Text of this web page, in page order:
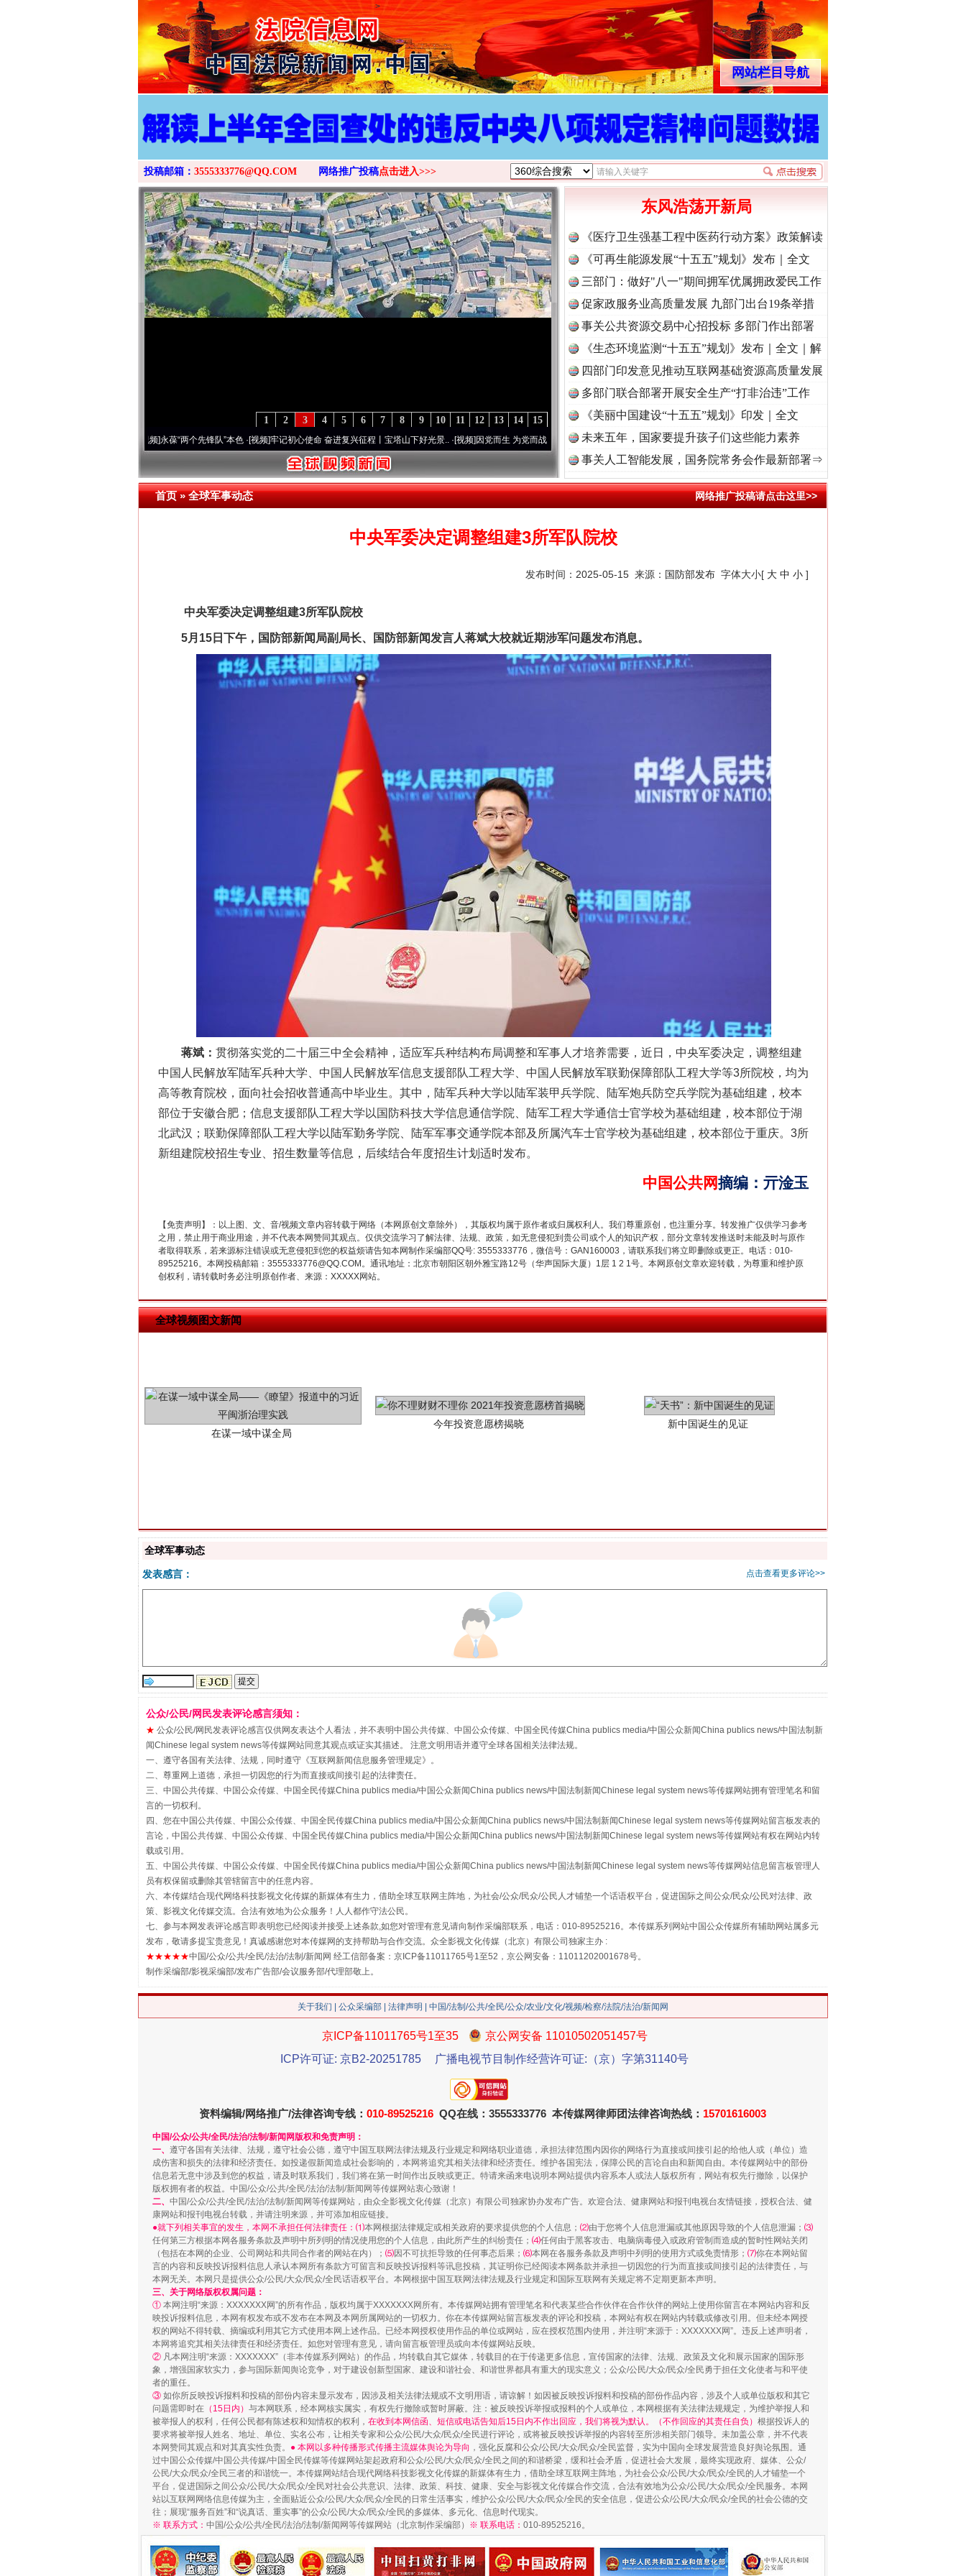
>
网站栏目导航
投稿邮箱： 3555333776@QQ.COM 网络推广投稿点击进入>>>
15
14
13
12
11
10
9
8
7
6
5
4
3
2
1
永葆“两个先锋队”本色·[视频]牢记初心使命 奋进复兴征程丨宝塔山下好光景..·[视频]因党而生 为党而战——百年“纪”事⑧加强纪律..·[视频]牢记初心使命 奋进复兴征程丨“转折之城”激荡..
东风浩荡开新局
《医疗卫生强基工程中医药行动方案》政策解读
《可再生能源发展“十五五”规划》发布｜全文
三部门：做好"八一"期间拥军优属拥政爱民工作
促家政服务业高质量发展 九部门出台19条举措
事关公共资源交易中心招投标 多部门作出部署
《生态环境监测“十五五”规划》发布｜全文｜解
读
四部门印发意见推动互联网基础资源高质量发展
多部门联合部署开展安全生产“打非治违”工作
《美丽中国建设“十五五”规划》印发｜全文
未来五年，国家要提升孩子们这些能力素养
事关人工智能发展，国务院常务会作最新部署⇒
首页»全球军事动态 网络推广投稿请点击这里>>
中央军委决定调整组建3所军队院校
发布时间：2025-05-15 来源： 国防部发布 字体大小[ 大 中 小 ]
中央军委决定调整组建3所军队院校
5月15日下午，国防部新闻局副局长、国防部新闻发言人蒋斌大校就近期涉军问题发布消息。
蒋斌： 贯彻落实党的二十届三中全会精神，适应军兵种结构布局调整和军事人才培养需要，近日，中央军委决定，调整组建
中国人民解放军陆军兵种大学、中国人民解放军信息支援部队工程大学、中国人民解放军联勤保障部队工程大学等3所院校，均为
高等教育院校，面向社会招收普通高中毕业生。其中，陆军兵种大学以陆军装甲兵学院、陆军炮兵防空兵学院为基础组建，校本
部位于安徽合肥；信息支援部队工程大学以国防科技大学信息通信学院、陆军工程大学通信士官学校为基础组建，校本部位于湖
北武汉；联勤保障部队工程大学以陆军勤务学院、陆军军事交通学院本部及所属汽车士官学校为基础组建，校本部位于重庆。3所
新组建院校招生专业、招生数量等信息，后续结合年度招生计划适时发布。
中国公共网摘编 ： 亓淦玉
【免责声明】：以上图、文、音/视频文章内容转载于网络（本网原创文章除外），其版权均属于原作者或归属权利人。我们尊重原创，也注重分享。转发推广仅供学习参考
之用，禁止用于商业用途，并不代表本网赞同其观点。仅供交流学习了解法律、法规、政策，如无意侵犯到贵公司或个人的知识产权，部分文章转发推送时未能及时与原作
者取得联系，若来源标注错误或无意侵犯到您的权益烦请告知本网制作采编部QQ号: 3555333776，微信号：GAN160003，请联系我们将立即删除或更正。电话：010-
89525216。本网投稿邮箱：3555333776@QQ.COM。通讯地址：北京市朝阳区朝外雅宝路12号（华声国际大厦）1层 1 2 1号。本网原创文章欢迎转载，为尊重和维护原
创权利，请转载时务必注明原创作者、来源：XXXXX网站。
全球视频图文新闻
网上购药对药下症？
这是一记警钟！ 谢谢有你温暖了四季
习近平的博鳌关键词
“刷贴”乱象丛生
生物安全法正式实施 别拿“量子”当幌子
揭批美国五大"原罪" "炒鞋教程"里的骗局 习近平的“航天情”
解纷+调解+退费，一次搞定
珠宝鉴定乱象
重拳出击！专项整治午间酒驾
站台名比不上好声名
走近一线检察官
“谁都不怕”的他落马了
漫山遍野的桃花与雪山、麦地、白藏房 除了知识还要"留白" 用生命托举生命
全球军事动态
点击查看更多评论>>
发表感言：
公众/公民/网民发表评论感言须知：
★ 公众/公民/网民发表评论感言仅供网友表达个人看法，并不表明中国公共传媒、中国公众传媒、中国全民传媒China publics media/中国公众新闻China publics news/中国法制新
闻Chinese legal system news等传媒网站同意其观点或证实其描述。 注意文明用语并遵守全球各国相关法律法规。
一、遵守各国有关法律、法规，同时遵守《互联网新闻信息服务管理规定》。
二、尊重网上道德，承担一切因您的行为而直接或间接引起的法律责任。
三、中国公共传媒、中国公众传媒、中国全民传媒China publics media/中国公众新闻China publics news/中国法制新闻Chinese legal system news等传媒网站拥有管理笔名和留
言的一切权利。
四、您在中国公共传媒、中国公众传媒、中国全民传媒China publics media/中国公众新闻China publics news/中国法制新闻Chinese legal system news等传媒网站留言板发表的
言论，中国公共传媒、中国公众传媒、中国全民传媒China publics media/中国公众新闻China publics news/中国法制新闻Chinese legal system news等传媒网站有权在网站内转
载或引用。
五、中国公共传媒、中国公众传媒、中国全民传媒China publics media/中国公众新闻China publics news/中国法制新闻Chinese legal system news等传媒网站信息留言板管理人
员有权保留或删除其管辖留言中的任意内容。
六、本传媒结合现代网络科技影视文化传媒的新媒体有生力，借助全球互联网主阵地，为社会/公众/民众/公民人才铺垫一个话语权平台，促进国际之间公众/民众/公民对法律、政
策、影视文化传媒交流。合法有效地为公众服务！人人都作守法公民。
七、参与本网发表评论感言即表明您已经阅读并接受上述条款,如您对管理有意见请向制作采编部联系，电话：010-89525216。本传媒系列网站中国公众传媒所有辅助网站属多元
发布，敬请多提宝贵意见！真诚感谢您对本传媒网的支持帮助与合作交流。众全影视文化传媒（北京）有限公司独家主办 :
★★★★★中国/公众/公共/全民/法治/法制/新闻网 经工信部备案：京ICP备11011765号1至52，京公网安备：11011202001678号。
制作采编部/影视采编部/发布广告部/会议服务部/代理部敬上。
关于我们 公众采编部 法律声明 | 中国/法制/公共/全民/公众/农业/文化/视频/检察/法院/法治/新闻网
京ICP备11011765号1至35
京公网安备 11010502051457号
ICP许可证: 京B2-20251785
广播电视节目制作经营许可证:（京）字第31140号
资料编辑/网络推广/法律咨询专线： 010-89525216 QQ在线：3555333776 本传媒网律师团法律咨询热线： 15701616003
中国/公众/公共/全民/法治/法制/新闻网版权和免责声明：
一、 遵守各国有关法律、法规，遵守社会公德，遵守中国互联网法律法规及行业规定和网络职业道德，承担法律范围内因你的网络行为直接或间接引起的给他人或（单位）造
成伤害和损失的法律和经济责任。如投递假新闻造成社会影响的，本网将追究其相关法律和经济责任。维护各国宪法，保障公民的言论自由和新闻自由。本传媒网站中的部份
信息若无意中涉及到您的权益，请及时联系我们，我们将在第一时间作出反映或更正。特请来函来电说明本网站提供内容系本人或法人版权所有，网站有权先行撤除，以保护
版权拥有者的权益。中国/公众/公共/全民/法治/法制/新闻网等传媒网站衷心致谢！
二、 中国/公众/公共/全民/法治/法制/新闻网等传媒网站，由众全影视文化传媒（北京）有限公司独家协办发布广告。欢迎合法、健康网站和报刊电视台友情链接，授权合法、健
康网站和报刊电视台转载，并请注明来源，并可添加相应链接。
●就下列相关事宜的发生，本网不承担任何法律责任：⑴本网根据法律规定或相关政府的要求提供您的个人信息； ⑵由于您将个人信息泄漏或其他原因导致的个人信息泄漏； ⑶
任何第三方根据本网各服务条款及声明中所列明的情况使用您的个人信息，由此所产生的纠纷责任； ⑷任何由于黑客攻击、电脑病毒侵入或政府管制而造成的暂时性网站关闭
（包括在本网的企业、公司网站和共同合作者的网站在内）； ⑸因不可抗拒导致的任何事态后果； ⑹本网在各服务条款及声明中列明的使用方式或免责情形； ⑺你在本网站留
言的内容和反映投诉报料信息人承认本网所有条款方可留言和反映投诉报料等讯息投稿，其证明你已经阅读本网条款并承担一切因您的行为而直接或间接引起的法律责任，与
本网无关。本网只是提供公众/公民/大众/民众/全民话语权平台。本网根据中国互联网法律法规及行业规定和国际互联网有关规定将不定期更新本声明。
三、关于网络版权权属问题：
① 本网注明“来源：XXXXXXX网”的所有作品，版权均属于XXXXXXX网所有。本传媒网站拥有管理笔名和代表某些合作伙伴在合作伙伴的网站上使用你留言在本网站内容和反
映投诉报料信息，本网有权发布或不发布在本网及本网所属网站的一切权力。你在本传媒网站留言板发表的评论和投稿，本网站有权在网站内转载或修改引用。但未经本网授
权的网站不得转载、摘编或利用其它方式使用本网上述作品。已经本网授权使用作品的单位或网站，应在授权范围内使用，并注明“来源于：XXXXXXX网”。违反上述声明者，
本网将追究其相关法律责任和经济责任。如您对管理有意见，请向留言板管理员或向本传媒网站反映。
② 凡本网注明“来源：XXXXXXX”（非本传媒系列网站）的作品，均转载自其它媒体，转载目的在于传递更多信息，宣传国家的法律、法规、政策及文化和展示国家的国际形
象，增强国家软实力，参与国际新闻舆论竞争，对于建设创新型国家、建设和谐社会、和谐世界都具有重大的现实意义；公众/公民/大众/民众/全民勇于担任文化使者与和平使
者的重任。
③ 如你所反映投诉报料和投稿的部份内容未显示发布，因涉及相关法律法规或不文明用语，请谅解！如因被反映投诉报料和投稿的部份作品内容，涉及个人或单位版权和其它
问题需即时在 （15日内） 与本网联系，经本网核实属实，有权先行撤除或暂时屏蔽。注：被反映投诉举报或报料的个人或单位，本网根据有关法律法规规定，为维护举报人和
被举报人的权利，任何公民都有陈述权和知情权的权利， 在收到本网信函、短信或电话告知后15日内不作出回应，我们将视为默认。（不作回应的其责任自负） 根据投诉人的
要求将被举报人姓名、地址、单位、实名公布，让相关专家和公众/公民/大众/民众/全民进行评论，或将被反映投诉举报的内容转至所涉相关部门领导。未加盖公章，并不代表
本网赞同其观点和对其真实性负责。 ● 本网以多种传播形式传播主流媒体舆论为导向 ，强化反腐和公众/公民/大众/民众/全民监督，实为中国向全球发展营造良好舆论氛围。通
过中国公众传媒/中国公共传媒/中国全民传媒等传媒网站架起政府和公众/公民/大众/民众/全民之间的和谐桥梁，缓和社会矛盾，促进社会大发展，最终实现政府、媒体、公众/
公民/大众/民众/全民三者的和谐统一。本传媒网站结合现代网络科技影视文化传媒的新媒体有生力，借助全球互联网主阵地，为社会公众/公民/大众/民众/全民的人才铺垫一个
平台，促进国际之间公众/公民/大众/民众/全民对社会公共意识、法律、政策、科技、健康、安全与影视文化传媒合作交流，合法有效地为公众/公民/大众/民众/全民服务。本网
站以互联网网络信息传媒为主，全面贴近公众/公民/大众/民众/全民的日常生活事实，维护公众/公民/大众/民众/全民的安全信息，促进公众/公民/大众/民众/全民的社会公德的交
往；展现“服务百姓”和“说真话、重实事”的公众/公民/大众/民众/全民的多媒体、多元化、信息时代现实。
※ 联系方式： 中国/公众/公共/全民/法治/法制/新闻网等传媒网站（北京制作采编部） ※ 联系电话： 010-89525216。